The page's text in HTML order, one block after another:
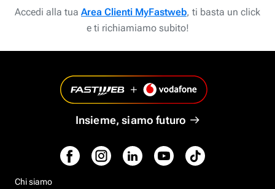
Accedi alla tua Area Clienti MyFastweb, ti basta un click
e ti richiamiamo subito!
Insieme, siamo futuro
Chi siamo